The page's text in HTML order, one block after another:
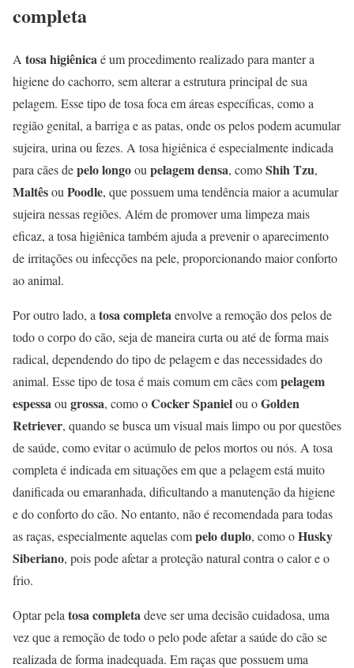
completa
A tosa higiênicaé um procedimento realizado para manter a
higiene do cachorro, sem alterar a estrutura principal de sua
pelagem. Esse tipo de tosa foca em áreas específicas, como a
região genital, a barriga e as patas, onde os pelos podem acumular
sujeira, urina ou fezes. A tosa higiênica é especialmente indicada
para cães depelo longoou pelagem densa, comoShih Tzu,
Maltêsou Poodle, que possuem uma tendência maior a acumular
sujeira nessas regiões. Além de promover uma limpeza mais
eficaz, a tosa higiênica também ajuda a prevenir o aparecimento
de irritações ou infecções na pele, proporcionando maior conforto
ao animal.
Por outro lado, a tosa completaenvolve a remoção dos pelos de
todo o corpo do cão, seja de maneira curta ou até de forma mais
radical, dependendo do tipo de pelagem e das necessidades do
animal. Esse tipo de tosa é mais comum em cães compelagem
espessaou grossa, como oCocker Spanielou oGolden
Retriever, quando se busca um visual mais limpo ou por questões
de saúde, como evitar o acúmulo de pelos mortos ou nós. A tosa
completa é indicada em situações em que a pelagem está muito
danificada ou emaranhada, dificultando a manutenção da higiene
e do conforto do cão. No entanto, não é recomendada para todas
as raças, especialmente aquelas compelo duplo, como oHusky
Siberiano, pois pode afetar a proteção natural contra o calor e o
frio.
Optar pela tosa completadeve ser uma decisão cuidadosa, uma
vez que a remoção de todo o pelo pode afetar a saúde do cão se
realizada de forma inadequada. Em raças que possuem uma